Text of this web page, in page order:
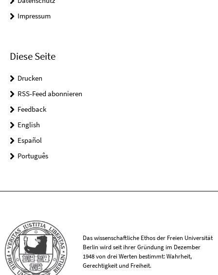
Impressum
Diese Seite
Drucken
RSS-Feed abonnieren
Feedback
English
Español
Português
Das wissenschaftliche Ethos der Freien Universität
Berlin wird seit ihrer Gründung im Dezember
1948 von drei Werten bestimmt: Wahrheit,
Gerechtigkeit und Freiheit.